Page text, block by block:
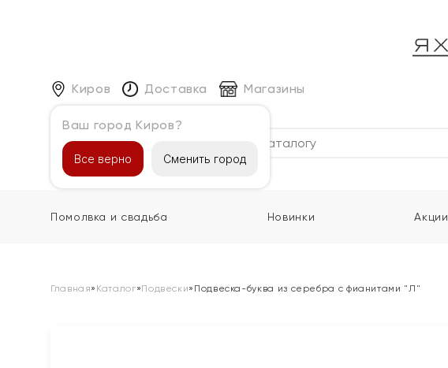
Киров
Ваш город Киров?
Все верно Сменить город
Доставка Магазины
Каталог
Помолвка и свадьба Новинки Акции
Главная» Каталог»Подвески» Подвеска-буква из серебра с фианитами "Л"